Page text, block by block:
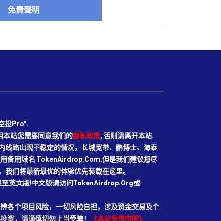
聲明
投Pro".
站您需要同意我们的隐私政策, 否则请离开本站.
线路出现不稳定的情况，长城宽带、鹏博士、海泰
备用域名 TokenAirdrop.Com.但是我们建议您尽
们将最新最优的体验优先装载在这里。
英文版!中文版请访问TokenAirdrop.Org或
各个项目风险，一切风险自担，涉及资金交易及个
资，请谨慎切勿上当受骗！
《本站免责申明》